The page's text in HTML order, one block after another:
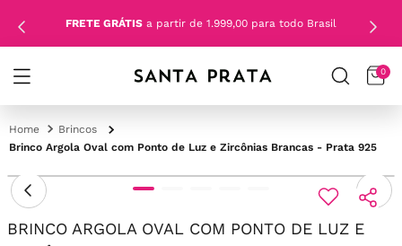
FRETE GRÁTIS a partir de 1.999,00 para todo Brasil
0
Brincos
Brinco Argola Oval com Ponto de Luz e Zircônias Brancas - Prata 925
BRINCO ARGOLA OVAL COM PONTO DE LUZ E